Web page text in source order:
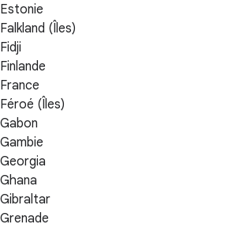
Estonie
Falkland (Îles)
Fidji
Finlande
France
Féroé (Îles)
Gabon
Gambie
Georgia
Ghana
Gibraltar
Grenade